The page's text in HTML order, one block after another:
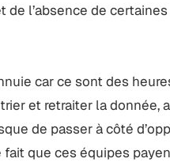
de l’absence de
car ce sont des
et retraiter la donnée,
de passer à côté
que ces équipes